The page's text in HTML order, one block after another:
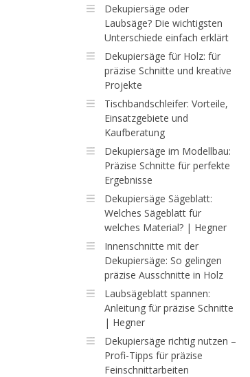
Dekupiersäge oder
Laubsäge? Die wichtigsten
Unterschiede einfach erklärt
Dekupiersäge für Holz: für
präzise Schnitte und kreative
Projekte
Tischbandschleifer: Vorteile,
Einsatzgebiete und
Kaufberatung
Dekupiersäge im Modellbau:
Präzise Schnitte für perfekte
Ergebnisse
Dekupiersäge Sägeblatt:
Welches Sägeblatt für
welches Material? | Hegner
Innenschnitte mit der
Dekupiersäge: So gelingen
präzise Ausschnitte in Holz
Laubsägeblatt spannen:
Anleitung für präzise Schnitte
| Hegner
Dekupiersäge richtig nutzen –
Profi-Tipps für präzise
Feinschnittarbeiten